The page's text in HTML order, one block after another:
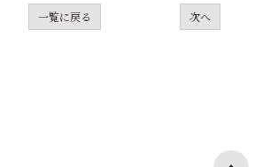
一覧に戻る 次へ